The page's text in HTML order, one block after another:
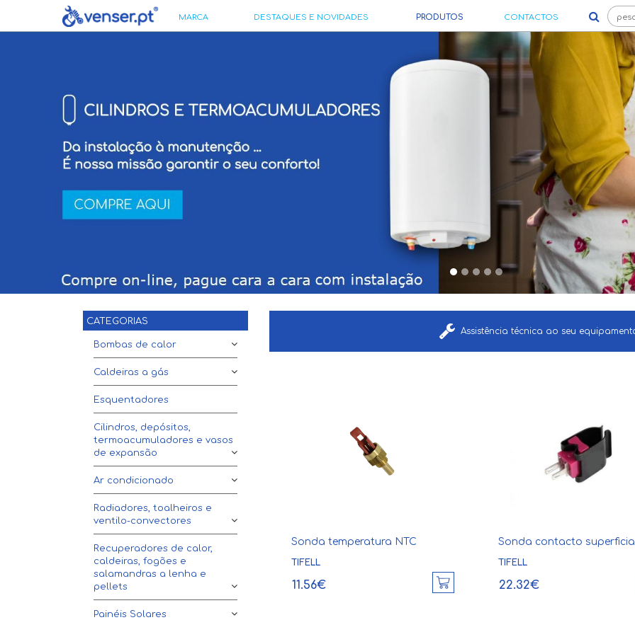
MARCA DESTAQUES E NOVIDADES PRODUTOS CONTACTOS
CATEGORIAS
Bombas de calor
Caldeiras a gás
Esquentadores
Cilindros, depósitos,
termoacumuladores e vasos
de expansão
Ar condicionado
Radiadores, toalheiros e
ventilo-convectores
Recuperadores de calor,
caldeiras, fogões e
salamandras a lenha e
pellets
Painéis Solares
Assistência técnica ao seu
Sonda temperatura NTC
TIFELL
11.56€
Sonda contacto
TIFELL
22.32€